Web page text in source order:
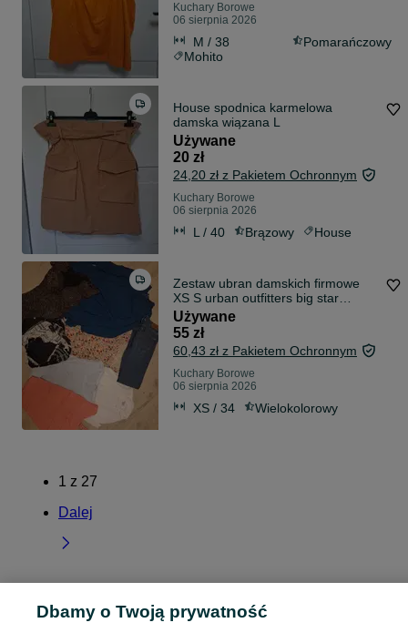
Kuchary Borowe
06 sierpnia 2026
M / 38
Pomarańczowy
Mohito
House spodnica karmelowa
damska wiązana L
Używane
20 zł
24,20 zł z Pakietem Ochronnym
Kuchary Borowe
06 sierpnia 2026
L / 40 Brązowy House
Zestaw ubran damskich firmowe
XS S urban outfitters big star
tatuum lee
Używane
55 zł
60,43 zł z Pakietem Ochronnym
Kuchary Borowe
06 sierpnia 2026
XS / 34 Wielokolorowy
1 z 27
Dalej
Strona główna Wielkopolskie Kuchary Borowe
Dbamy o Twoją prywatność